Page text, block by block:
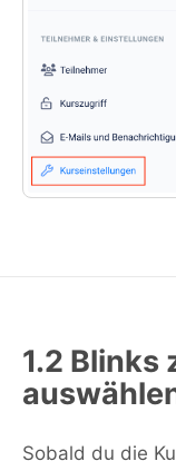
1.2 Blinks
Sobald du die